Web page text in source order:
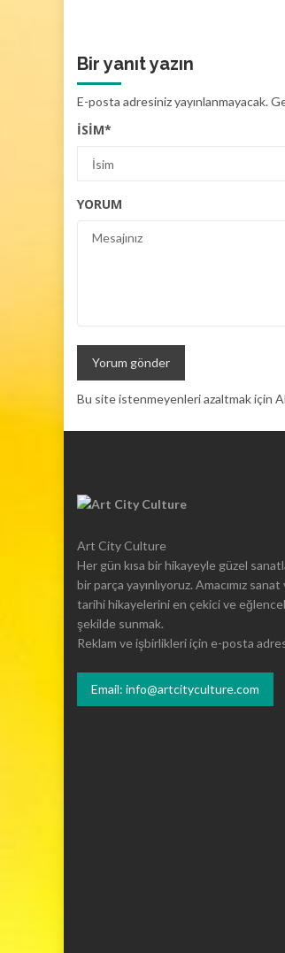
Bir yanıt yazın
E-posta adresiniz yayınlanmayacak.
İSIM*
YORUM
Bu site istenmeyenleri azaltmak için
Art City Culture
Her gün kısa bir hikayeyle güzel
bir parça yayınlıyoruz. Amacımız sanat
tarihi hikayelerini en çekici ve
şekilde sunmak.
Reklam ve işbirlikleri için e-posta
Email: info@artcityculture.com